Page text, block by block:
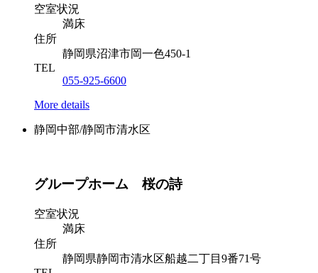
空室状況
満床
住所
静岡県沼津市岡一色450-1
TEL
055-925-6600
More details
静岡中部/静岡市清水区
グループホーム 桜の詩
空室状況
満床
住所
静岡県静岡市清水区船越二丁目9番71号